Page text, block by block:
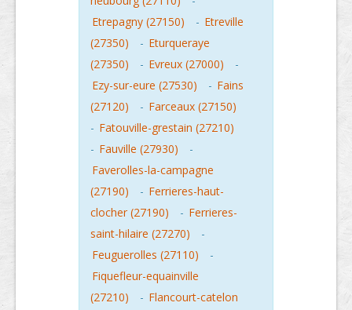
Etrepagny (27150)
- Etreville
(27350)
- Eturqueraye
(27350)
- Evreux (27000)
-
Ezy-sur-eure (27530)
- Fains
(27120)
- Farceaux (27150)
- Fatouville-grestain (27210)
- Fauville (27930)
-
Faverolles-la-campagne
(27190)
- Ferrieres-haut-
clocher (27190)
- Ferrieres-
saint-hilaire (27270)
-
Feuguerolles (27110)
-
Fiquefleur-equainville
(27210)
- Flancourt-catelon